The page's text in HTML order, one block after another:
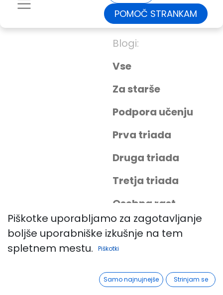
POMOČ STRANKAM
Blogi:
Vse
Za starše
Podpora učenju
Prva triada
Druga triada
Tretja triada
Osebna rast
Podpora odnosom
Splošni primeri
Vrtec
Piškotke uporabljamo za zagotavljanje
boljše uporabniške izkušnje na tem
spletnem mestu.
Piškotki
Samo najnujnejše Strinjam se